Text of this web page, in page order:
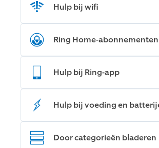
Hulp bij wifi
Ring Home-abonnementen
Hulp bij Ring-app
Hulp bij voeding en
Door categorieën bladeren